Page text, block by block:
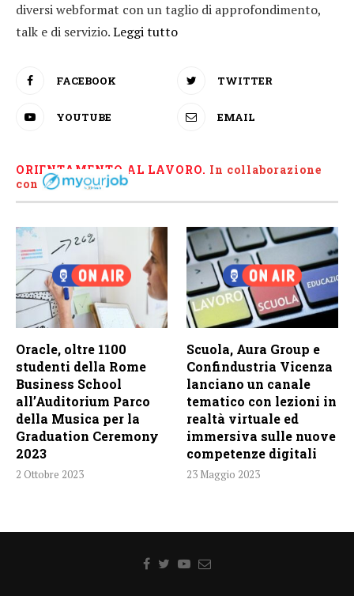
diversi webformat con un taglio di approfondimento,
talk e di servizio.Leggi tutto
FACEBOOK TWITTER
YOUTUBE EMAIL
ORIENTAMENTO AL LAVORO. In collaborazione
con
Oracle, oltre 1100
studenti della Rome
Business School
all’Auditorium Parco
della Musica per la
Graduation Ceremony
2023
2 Ottobre 2023
Scuola, Aura Group e
Confindustria Vicenza
lanciano un canale
tematico con lezioni in
realtà virtuale ed
immersiva sulle nuove
competenze digitali
23 Maggio 2023